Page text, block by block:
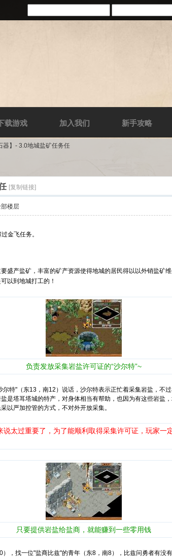
载游戏 加入我们 新手攻略
器】- 3.0地城盐矿任务任
[复制链接]
楼层
金飞任务。
产盐矿，丰富的矿产资源使得地城的居民得以以外销盐矿
以到地城打工的！
负责发放采集岩盐许可证的“沙尔特”~
"（东13，南12）说话，沙尔特表示正忙着采集岩盐，不
是塔耳塔城的特产，对身体相当有帮助，也因为有这些岩盐
以严加控管的方式，不对外开放采集。
太过重要了，为了能顺利取得采集许可证，玩家一
只要提供岩盐给盐商，就能赚到一些零用钱
找一位"盐商比兹"的青年（东8，南8），比兹问勇者有没